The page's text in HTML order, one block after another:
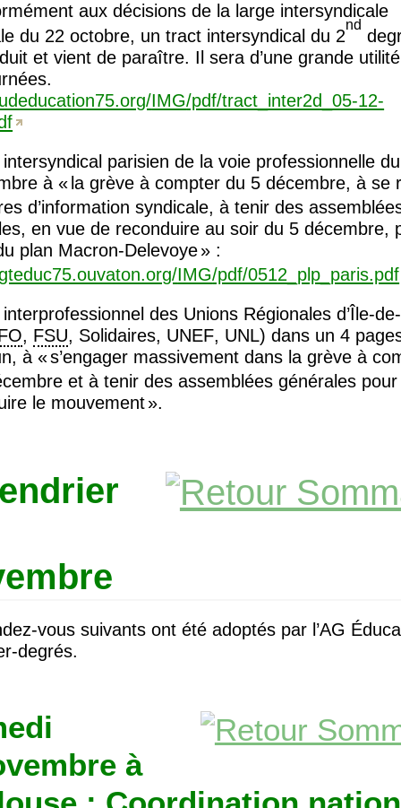
aux décisions de la large intersyndicale
du 22 octobre, un tract intersyndical du 2
nd
et vient de paraître. Il sera d’une grande
IMG/pdf/tract_inter2d_05-12-
intersyndical parisien de la voie professionnelle
à «la grève à compter du 5 décembre, à se
d’information syndicale, à tenir des
en vue de reconduire au soir du 5 décembre,
plan Macron-Delevoye» :
IMG/pdf/0512_plp_paris.pdf
interprofessionnel des Unions Régionales d’Île-
, FSU, Solidaires, UNEF, UNL) dans un 4
à «s’engager massivement dans la grève à
et à tenir des assemblées générales pour
le mouvement».
vous suivants ont été adoptés par l’AG
degrés.
à